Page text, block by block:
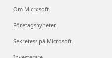
Om Microsoft
Företagsnyheter
Sekretess på Microsoft